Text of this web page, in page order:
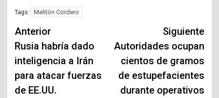
Tags: Melitón Cordero
Navegación
de
entradas
Anterior
Rusia habría dado
inteligencia a Irán
para atacar fuerzas
de EE.UU.
Siguiente
Autoridades ocupan
cientos de gramos
de estupefacientes
durante operativos